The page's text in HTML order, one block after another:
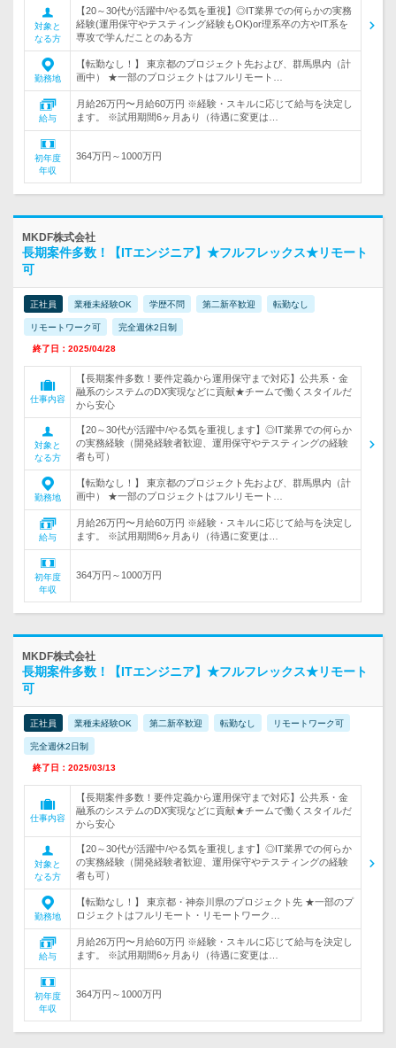
対象と
なる方
【20～30代が活躍中/やる気を重視】◎IT業界での何らかの実務
経験(運用保守やテスティング経験もOK)or理系卒の方やIT系を
専攻で学んだことのある方
勤務地
【転勤なし！】 東京都のプロジェクト先および、群馬県内（計
画中） ★一部のプロジェクトはフルリモート…
給与
月給26万円〜月給60万円 ※経験・スキルに応じて給与を決定し
ます。 ※試用期間6ヶ月あり（待遇に変更は…
初年度
年収
364万円～1000万円
MKDF株式会社
長期案件多数！【ITエンジニア】★フルフレックス★リモート
可
正社員 業種未経験OK 学歴不問 第二新卒歓迎 転勤なし
リモートワーク可 完全週休2日制
終了日：2025/04/28
仕事内容
【長期案件多数！要件定義から運用保守まで対応】公共系・金
融系のシステムのDX実現などに貢献★チームで働くスタイルだ
から安心
対象と
なる方
【20～30代が活躍中/やる気を重視します】◎IT業界での何らか
の実務経験（開発経験者歓迎、運用保守やテスティングの経験
者も可）
勤務地
【転勤なし！】 東京都のプロジェクト先および、群馬県内（計
画中） ★一部のプロジェクトはフルリモート…
給与
月給26万円〜月給60万円 ※経験・スキルに応じて給与を決定し
ます。 ※試用期間6ヶ月あり（待遇に変更は…
初年度
年収
364万円～1000万円
MKDF株式会社
長期案件多数！【ITエンジニア】★フルフレックス★リモート
可
正社員 業種未経験OK 第二新卒歓迎 転勤なし リモートワーク可
完全週休2日制
終了日：2025/03/13
仕事内容
【長期案件多数！要件定義から運用保守まで対応】公共系・金
融系のシステムのDX実現などに貢献★チームで働くスタイルだ
から安心
対象と
なる方
【20～30代が活躍中/やる気を重視します】◎IT業界での何らか
の実務経験（開発経験者歓迎、運用保守やテスティングの経験
者も可）
勤務地
【転勤なし！】 東京都・神奈川県のプロジェクト先 ★一部のプ
ロジェクトはフルリモート・リモートワーク…
給与
月給26万円〜月給60万円 ※経験・スキルに応じて給与を決定し
ます。 ※試用期間6ヶ月あり（待遇に変更は…
初年度
年収
364万円～1000万円